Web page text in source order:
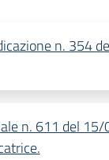
n. 354
n. 611 del